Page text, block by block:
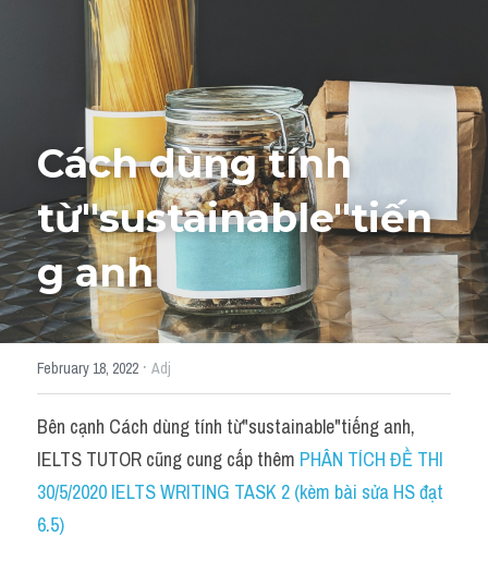
Học thử →
Cách dùng tính
từ"sustainable"tiến
g anh
February 18, 2022 · Adj
Bên cạnh Cách dùng tính từ"sustainable"tiếng anh,
IELTS TUTOR cũng cung cấp thêm PHÂN TÍCH ĐỀ THI
30/5/2020 IELTS WRITING TASK 2 (kèm bài sửa HS đạt
6.5)